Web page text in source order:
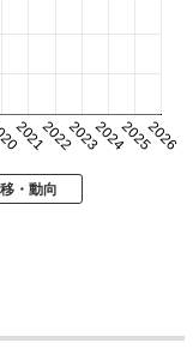
202120222023202420252026
・動向